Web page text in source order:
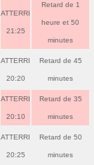
ATTERRI
21:25
Retard de 1
heure et 50
minutes
ATTERRI
20:20
Retard de 45
minutes
ATTERRI
20:10
Retard de 35
minutes
ATTERRI
20:25
Retard de 50
minutes